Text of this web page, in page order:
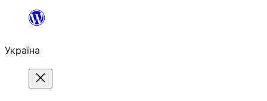
Перейти
вмісту
Україна